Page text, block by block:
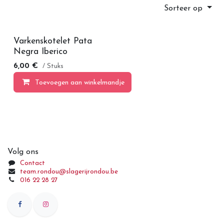
Sorteer op
Varkenskotelet Pata
Negra Iberico
6,00 € / Stuks
Toevoegen aan winkelmandje
Volg ons
Contact
team.rondou@slagerijrondou.be
016 22 28 27